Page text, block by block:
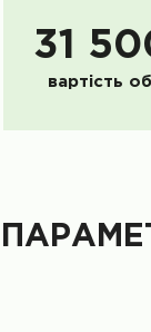
31
вартість